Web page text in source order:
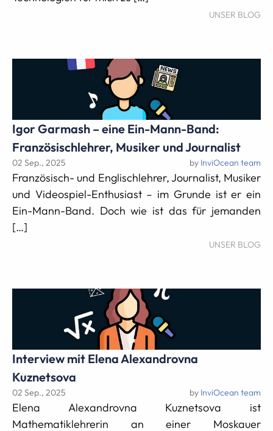
UNSER BLOG
Igor Garmash – eine Ein-Mann-Band:
Französischlehrer, Musiker und Journalist
02 Sep., 2025 by InviOcean team
Französisch- und Englischlehrer, Journalist, Musiker
und Videospiel-Enthusiast – im Grunde ist er ein
Ein-Mann-Band. Doch wie ist das für jemanden
[…]
UNSER BLOG
Interview mit Elena Alexandrovna
Kuznetsova
02 Sep., 2025 by InviOcean team
Elena Alexandrovna Kuznetsova ist
Mathematiklehrerin an einer Moskauer